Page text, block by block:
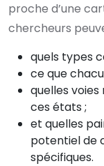
proche d’une
chercheurs
quels types
ce que
quelles
ces états ;
et quelles
potentiel de
spécifiques.